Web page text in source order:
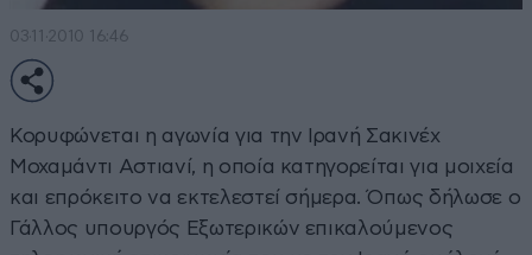
03·11·2010 16:46
Κορυφώνεται η αγωνία για την Ιρανή Σακινέχ
Μοχαμάντι Αστιανί, η οποία κατηγορείται για μοιχεία
και επρόκειτο να εκτελεστεί σήμερα. Όπως δήλωσε ο
Γάλλος υπουργός Εξωτερικών επικαλούμενος